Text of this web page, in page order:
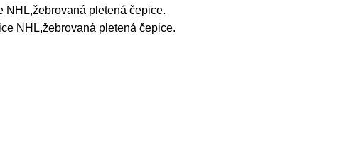
NHL,žebrovaná pletená čepice.
NHL,žebrovaná pletená čepice.